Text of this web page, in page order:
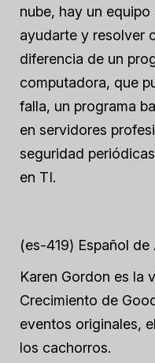
nube, hay un
ayudarte y resolver
diferencia de un
computadora, que
falla, un programa
en servidores
seguridad
en TI.
(es-419) Español
Karen Gordon es la
Crecimiento de
eventos originales,
los cachorros.